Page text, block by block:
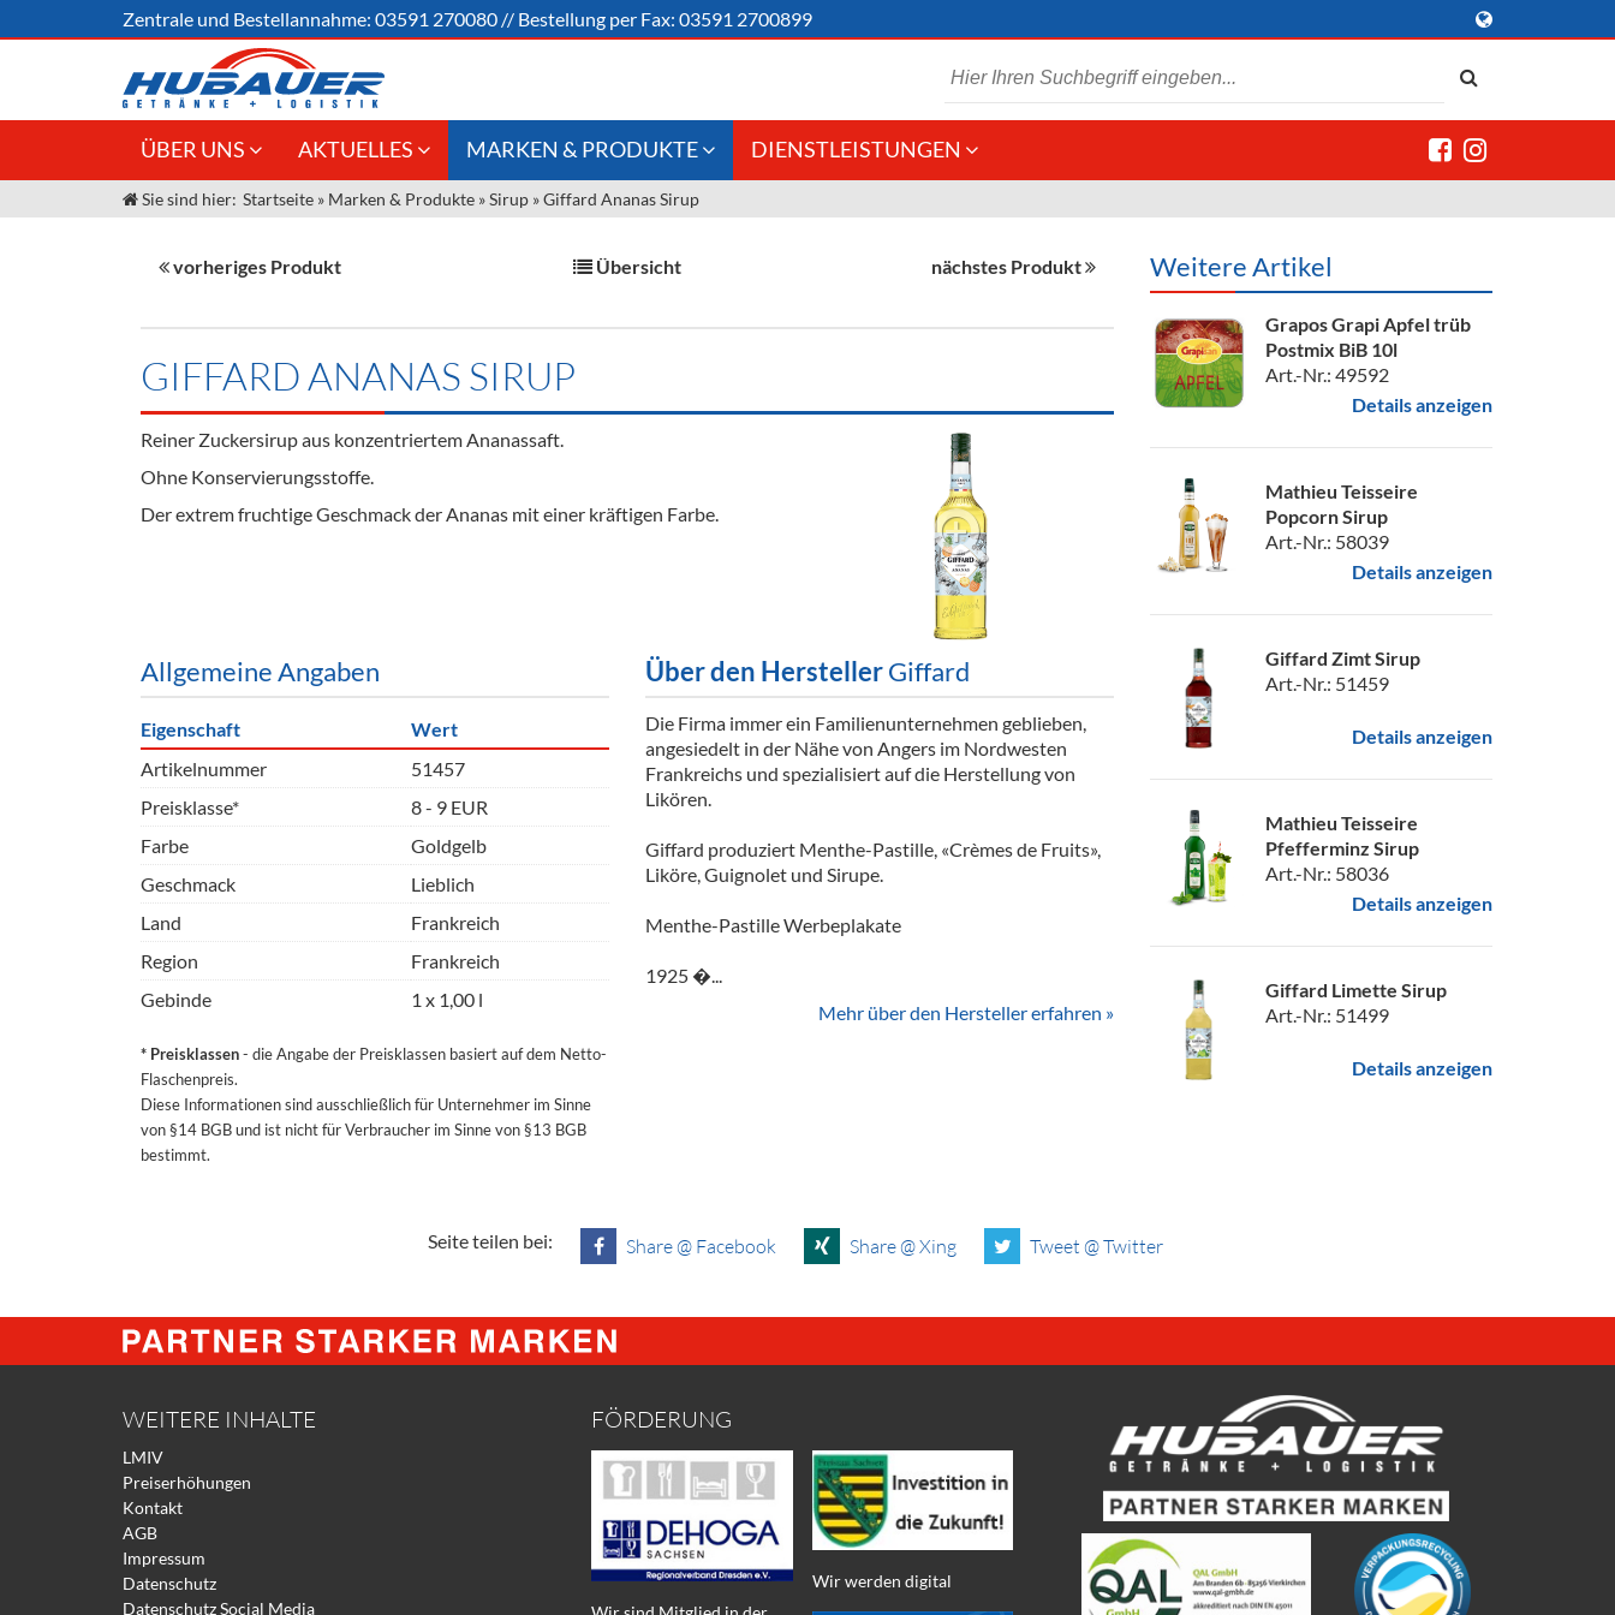
Zentrale und Bestellannahme: 03591 270080 // Bestellung per Fax: 03591 2700899
ÜBER UNS
Jobs
Unser Liefergebiet
AKTUELLES
Angebote Gastronomie &
Gastronomie
Großhandel
Innovation - Die Neue Art des
Termine
MARKEN & PRODUKTE
Weine & Schaumwein
Alkoholfreie Getränke
Kaffee
Gläser
Theken + Zubehör
DIENSTLEISTUNGEN
Sie sind hier: Startseite » Marken & Produkte »Sirup »Giffard Ananas Sirup
vorheriges Produkt Übersicht nächstes Produkt
GIFFARD ANANAS SIRUP
Reiner Zuckersirup aus konzentriertem Ananassaft.
Ohne Konservierungsstoffe.
Der extrem fruchtige Geschmack der Ananas mit einer kräftigen Farbe.
Allgemeine Angaben
Eigenschaft
Wert
Artikelnummer
51457
Preisklasse*
8 - 9 EUR
Farbe
Goldgelb
Geschmack
Lieblich
Land
Frankreich
Region
Frankreich
Gebinde
1 x 1,00 l
* Preisklassen- die Angabe der Preisklassen basiert auf dem Netto-
Flaschenpreis.
Diese Informationen sind ausschließlich für Unternehmer im Sinne
von §14 BGB und ist nicht für Verbraucher im Sinne von §13 BGB
bestimmt.
Über den HerstellerGiffard
Die Firma immer ein Familienunternehmen geblieben,
angesiedelt in der Nähe von Angers im Nordwesten
Frankreichs und spezialisiert auf die Herstellung von
Likören.
Giffard produziert Menthe-Pastille, «Crèmes de Fruits»,
Liköre, Guignolet und Sirupe.
Menthe-Pastille Werbeplakate
1925 �...
Mehr über den Hersteller erfahren »
Weitere Artikel
Grapos Grapi Apfel trüb
Postmix BiB 10l
Art.-Nr.: 49592
Details anzeigen
Mathieu Teisseire
Popcorn Sirup
Art.-Nr.: 58039
Details anzeigen
Giffard Zimt Sirup
Art.-Nr.: 51459
Details anzeigen
Mathieu Teisseire
Pfefferminz Sirup
Art.-Nr.: 58036
Details anzeigen
Giffard Limette Sirup
Art.-Nr.: 51499
Details anzeigen
Seite teilen bei: Share @ Facebook Share @ Xing Tweet @ Twitter
WEITERE INHALTE
LMIV
Preiserhöhungen
Kontakt
AGB
Impressum
Datenschutz
Datenschutz Social Media
FÖRDERUNG
Wir werden digital